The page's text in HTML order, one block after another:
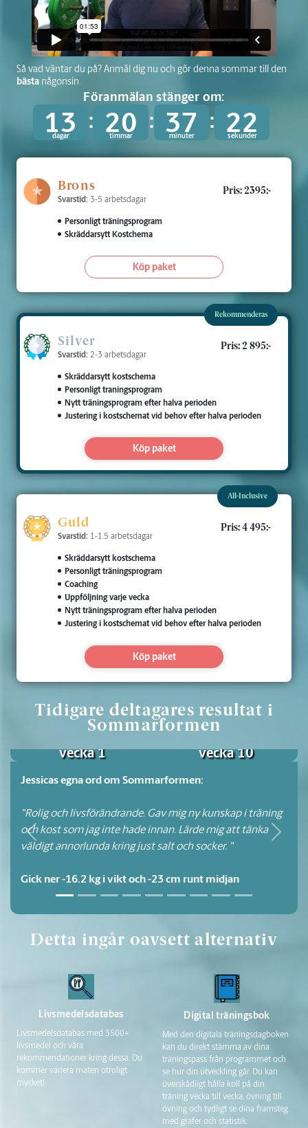
Så vad väntar du på? Anmäl dig nu och gör denna sommar till den
bästa någonsin.
Föranmälan stänger om:
13 20 37 21
Brons Pris: 2395:-
Svarstid: 3-5 arbetsdagar
Personligt träningsprogram
Skräddarsytt Kostchema
Köp paket
Rekommenderas
Silver Pris: 2 895:-
Svarstid: 2-3 arbetsdagar
Skräddarsytt kostschema
Personligt traningsprogram
Nytt träningsprogram efter halva perioden
Justering i kostschemat vid behov efter halva perioden
Köp paket
All-Inclusive
Guld Pris: 4 495:-
Svarstid: 1-1.5 arbetsdagar
Skräddarsytt kostschema
Personligt träningsprogram
Coaching
Uppföljning varje vecka
Nytt träningsprogram efter halva perioden
Justering i kostschemat vid behov efter halva perioden
Köp paket
Tidigare deltagares resultat i
Sommarformen
-16.2 kg
-23 cm midja
vecka 1
vecka 10
Jessicas egna ord om Sommarformen:
"Rolig och livsförändrande. Gav mig ny kunskap i träning
och kost som jag inte hade innan. Lärde mig att tänka
väldigt annorlunda kring just salt och socker. "
Gick ner -16.2 kg i vikt och -23 cm runt midjan
Detta ingår oavsett alternativ
Livsmedelsdatabas
Livsmedelsdatabas med 3500+
livsmedel och våra
rekommendationer kring dessa. Du
kommer variera maten otroligt
mycket!
Digital träningsbok
Med den digitala träningsdagboken
kan du direkt stämma av dina
träningspass från programmet och
se hur din utveckling går. Du kan
överskådligt hålla koll på din
träning vecka till vecka, övning till
övning och tydligt se dina framsteg
med grafer och statistik.